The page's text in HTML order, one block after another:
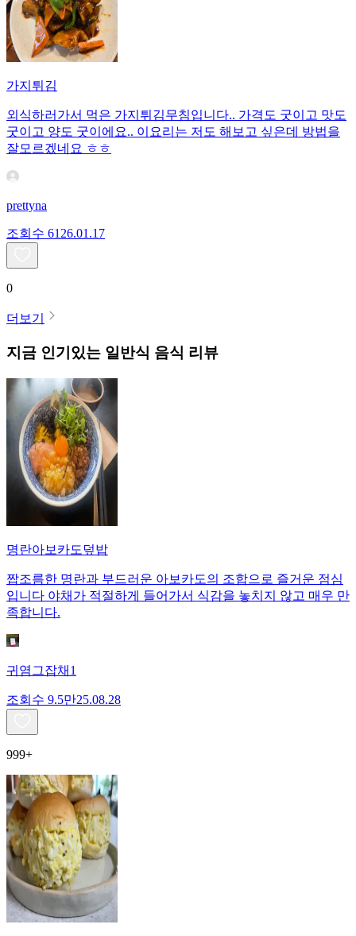
가지튀김
외식하러가서 먹은 가지튀김무침입니다.. 가격도 굿이고 맛도
굿이고 양도 굿이에요.. 이요리는 저도 해보고 싶은데 방법을
잘모르겠네요 ㅎㅎ
prettyna
조회수 61 26.01.17
0
더보기
지금 인기있는 일반식 음식 리뷰
명란아보카도덮밥
짭조름한 명란과 부드러운 아보카도의 조합으로 즐거운 점심
입니다 야채가 적절하게 들어가서 식감을 놓치지 않고 매우 만
족합니다.
귀염그잡채1
조회수 9.5만25.08.28
999+